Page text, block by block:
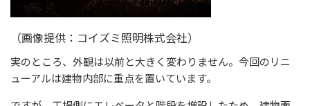
（画像提供：コイズミ照明株式会社）
実のところ、外観は以前と大きく変わりません。今回のリニ
ューアルは建物内部に重点を置いています。